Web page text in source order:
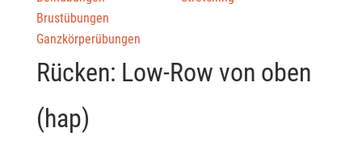
Brustübungen
Ganzkörperübungen
Rücken: Low-Row von oben
(hap)